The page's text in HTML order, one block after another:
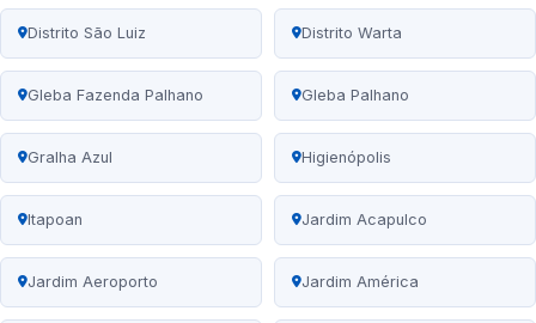
Distrito São Luiz Distrito Warta
Gleba Fazenda Palhano Gleba Palhano
Gralha Azul Higienópolis
Itapoan Jardim Acapulco
Jardim Aeroporto Jardim América